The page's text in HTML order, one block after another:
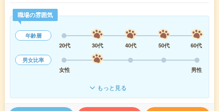
職場の雰囲気
年齢層
20代
30代 40代 50代
60代
男女比率
女性
男性
もっと見る